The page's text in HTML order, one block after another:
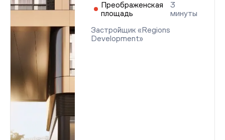
Преображенская
площадь
3
минуты
Застройщик «Regions
Development»